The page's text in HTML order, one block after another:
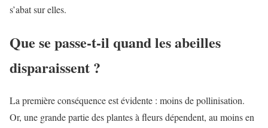
s’abat sur elles.
Que se passe-t-il quand les abeilles
disparaissent ?
La première conséquence est évidente : moins de pollinisation.
Or, une grande partie des plantes à fleurs dépendent, au moins en